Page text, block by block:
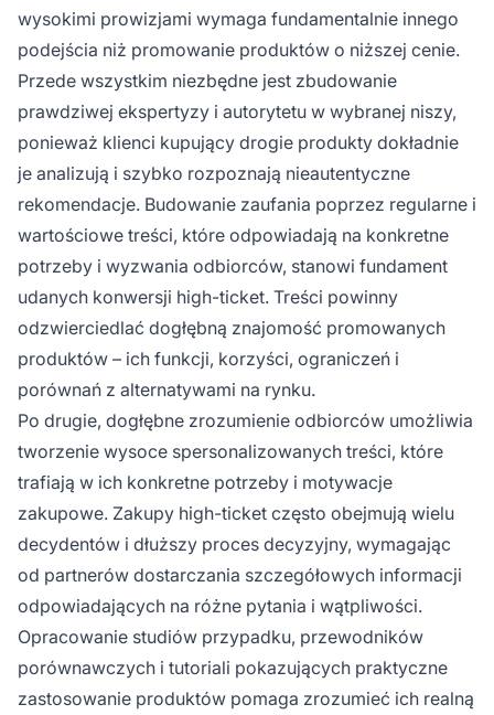
wysokimi prowizjami wymaga fundamentalnie innego
podejścia niż promowanie produktów o niższej cenie.
Przede wszystkim niezbędne jest zbudowanie
prawdziwej ekspertyzy i autorytetu w wybranej niszy,
ponieważ klienci kupujący drogie produkty dokładnie
je analizują i szybko rozpoznają nieautentyczne
rekomendacje. Budowanie zaufania poprzez regularne i
wartościowe treści, które odpowiadają na konkretne
potrzeby i wyzwania odbiorców, stanowi fundament
udanych konwersji high-ticket. Treści powinny
odzwierciedlać dogłębną znajomość promowanych
produktów – ich funkcji, korzyści, ograniczeń i
porównań z alternatywami na rynku.
Po drugie, dogłębne zrozumienie odbiorców umożliwia
tworzenie wysoce spersonalizowanych treści, które
trafiają w ich konkretne potrzeby i motywacje
zakupowe. Zakupy high-ticket często obejmują wielu
decydentów i dłuższy proces decyzyjny, wymagając
od partnerów dostarczania szczegółowych informacji
odpowiadających na różne pytania i wątpliwości.
Opracowanie studiów przypadku, przewodników
porównawczych i tutoriali pokazujących praktyczne
zastosowanie produktów pomaga zrozumieć ich realną